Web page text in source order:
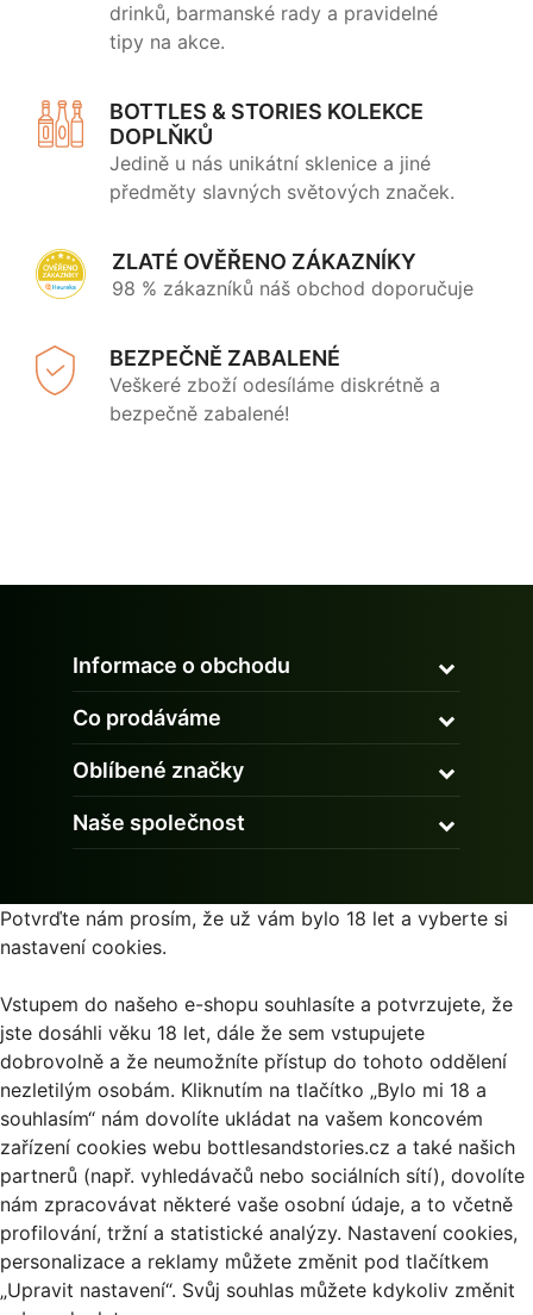
drinků, barmanské rady a pravidelné
tipy na akce.
BOTTLES & STORIES KOLEKCE
DOPLŇKŮ
Jedině u nás unikátní sklenice a jiné
předměty slavných světových značek.
ZLATÉ OVĚŘENO ZÁKAZNÍKY
98 % zákazníků náš obchod doporučuje
BEZPEČNĚ ZABALENÉ
Veškeré zboží odesíláme diskrétně a
bezpečně zabalené!
Informace o obchodu
Co prodáváme
Oblíbené značky
Naše společnost
Potvrďte nám prosím, že už vám bylo 18 let a vyberte si
nastavení cookies.
Vstupem do našeho e-shopu souhlasíte a potvrzujete, že
jste dosáhli věku 18 let, dále že sem vstupujete
dobrovolně a že neumožníte přístup do tohoto oddělení
nezletilým osobám. Kliknutím na tlačítko „Bylo mi 18 a
souhlasím“ nám dovolíte ukládat na vašem koncovém
zařízení cookies webu bottlesandstories.cz a také našich
partnerů (např. vyhledávačů nebo sociálních sítí), dovolíte
nám zpracovávat některé vaše osobní údaje, a to včetně
profilování, tržní a statistické analýzy. Nastavení cookies,
personalizace a reklamy můžete změnit pod tlačítkem
„Upravit nastavení“. Svůj souhlas můžete kdykoliv změnit